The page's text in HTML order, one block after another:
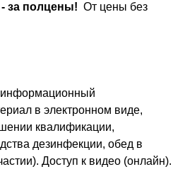
за полцены! От цены без
информационный
в электронном виде,
квалификации,
дезинфекции, обед в
Доступ к видео (онлайн).